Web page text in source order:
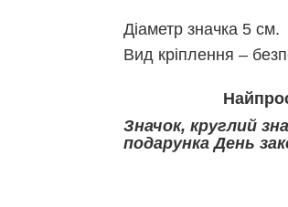
Діаметр значка 5 см.
Вид кріплення –
Значок, круглий
подарунка День